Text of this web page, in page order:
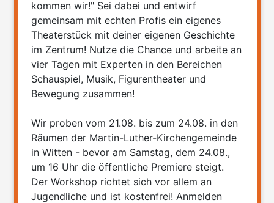
kommen wir!" Sei dabei und entwirf
gemeinsam mit echten Profis ein eigenes
Theaterstück mit deiner eigenen Geschichte
im Zentrum! Nutze die Chance und arbeite an
vier Tagen mit Experten in den Bereichen
Schauspiel, Musik, Figurentheater und
Bewegung zusammen!
Wir proben vom 21.08. bis zum 24.08. in den
Räumen der Martin-Luther-Kirchengemeinde
in Witten - bevor am Samstag, dem 24.08.,
um 16 Uhr die öffentliche Premiere steigt.
Der Workshop richtet sich vor allem an
Jugendliche und ist kostenfrei! Anmelden